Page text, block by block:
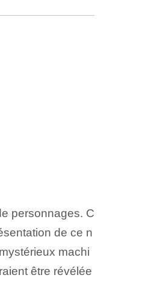
personnages. C
de ce n
machi
être révélée